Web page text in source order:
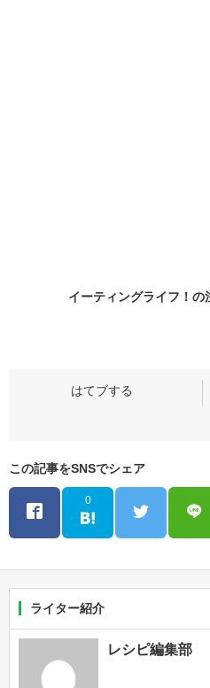
イーティングライフ！の
この記事をSNSでシェア
0
ライター紹介
レシピ編集部